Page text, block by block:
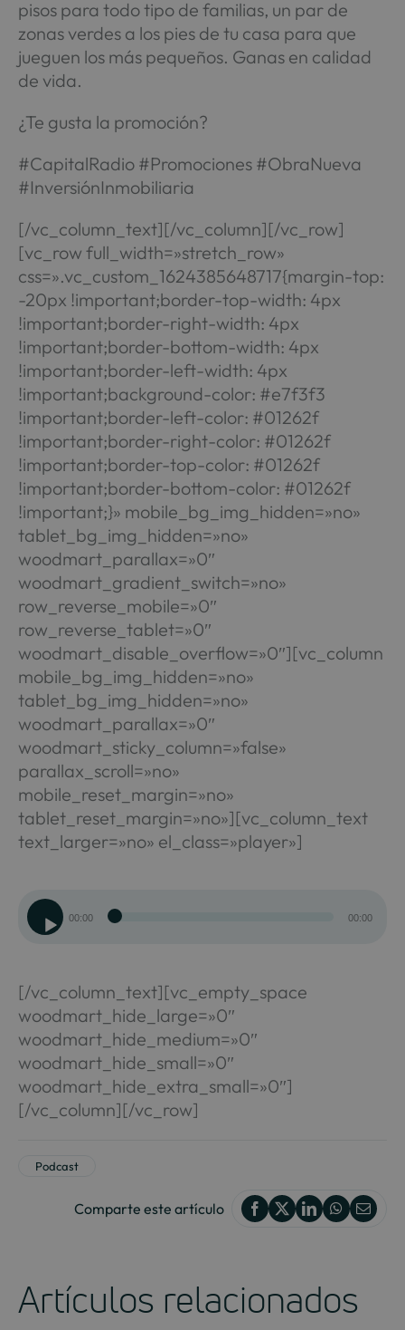
pisos para todo tipo de familias, un par de
zonas verdes a los pies de tu casa para que
jueguen los más pequeños. Ganas en calidad
de vida.
¿Te gusta la promoción?
#CapitalRadio #Promociones #ObraNueva
#InversiónInmobiliaria
[/vc_column_text][/vc_column][/vc_row]
[vc_row full_width=»stretch_row»
css=».vc_custom_1624385648717{margin-top:
-20px !important;border-top-width: 4px
!important;border-right-width: 4px
!important;border-bottom-width: 4px
!important;border-left-width: 4px
!important;background-color: #e7f3f3
!important;border-left-color: #01262f
!important;border-right-color: #01262f
!important;border-top-color: #01262f
!important;border-bottom-color: #01262f
!important;}» mobile_bg_img_hidden=»no»
tablet_bg_img_hidden=»no»
woodmart_parallax=»0″
woodmart_gradient_switch=»no»
row_reverse_mobile=»0″
row_reverse_tablet=»0″
woodmart_disable_overflow=»0″][vc_column
mobile_bg_img_hidden=»no»
tablet_bg_img_hidden=»no»
woodmart_parallax=»0″
woodmart_sticky_column=»false»
parallax_scroll=»no»
mobile_reset_margin=»no»
tablet_reset_margin=»no»][vc_column_text
text_larger=»no» el_class=»player»]
Reproductor
de
00:00 00:00
[/vc_column_text][vc_empty_space
woodmart_hide_large=»0″
woodmart_hide_medium=»0″
woodmart_hide_small=»0″
woodmart_hide_extra_small=»0″]
[/vc_column][/vc_row]
Podcast
Comparte este artículo
Artículos relacionados